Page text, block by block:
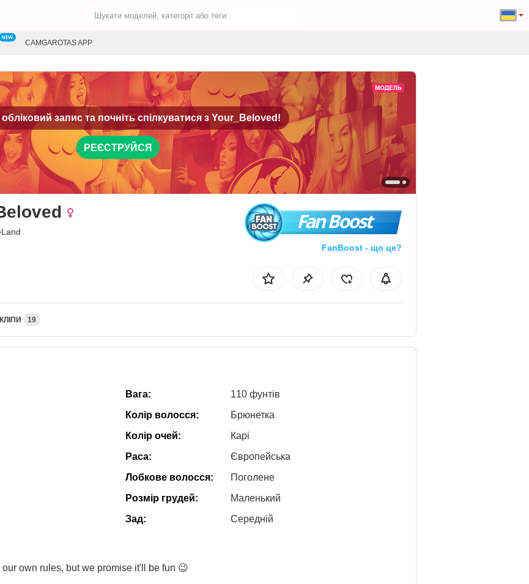
CAMGAROTAS APP
запис та почніть спілкуватися з Your_Beloved!
РЕЄСТРУЙСЯ
Fan Boost
FanBoost - що це?
19
Вага:
110 фунтів
Колір волосся:
Брюнетка
Колір очей:
Карі
Раса:
Європейська
Лобкове волосся:
Поголене
Розмір грудей:
Маленький
Зад:
Середній
own rules, but we promise it'll be fun 😉